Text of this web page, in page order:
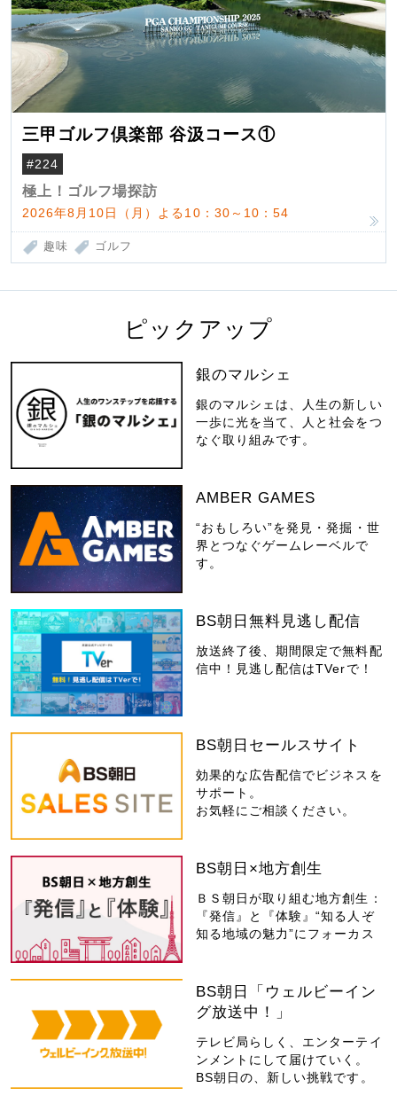
三甲ゴルフ倶楽部 谷汲コース①
#224
極上！ゴルフ場探訪
2026年8月10日（月）よる10：30～10：54
趣味 ゴルフ
ピックアップ
銀のマルシェ
銀のマルシェは、人生の新しい
一歩に光を当て、人と社会をつ
なぐ取り組みです。
AMBER GAMES
“おもしろい”を発見・発掘・世
界とつなぐゲームレーベルで
す。
BS朝日無料見逃し配信
放送終了後、期間限定で無料配
信中！見逃し配信はTVerで！
BS朝日セールスサイト
効果的な広告配信でビジネスを
サポート。
お気軽にご相談ください。
BS朝日×地方創生
ＢＳ朝日が取り組む地方創生：
『発信』と『体験』“知る人ぞ
知る地域の魅力”にフォーカス
BS朝日「ウェルビーイン
グ放送中！」
テレビ局らしく、エンターテイ
ンメントにして届けていく。
BS朝日の、新しい挑戦です。